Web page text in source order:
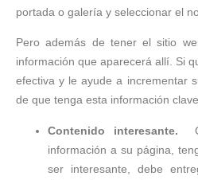
portada o galería y seleccionar el
Pero además de tener el sitio
información que aparecerá allí. Si
efectiva y le ayude a incrementar
de que tenga esta información
Contenido interesante.
información a su página,
ser interesante, debe